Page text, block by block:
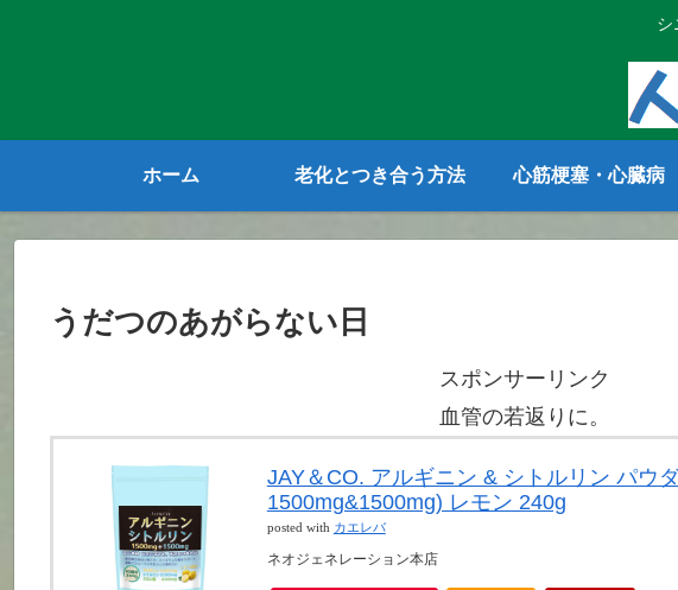
ホーム 老化とつき合う方法 心筋梗塞・心臓病
うだつのあがらない日
スポンサーリンク
血管の若返りに。
JAY＆CO. アルギニン & シトルリン パウ
1500mg&1500mg) レモン 240g
posted with カエレバ
ネオジェネレーション本店